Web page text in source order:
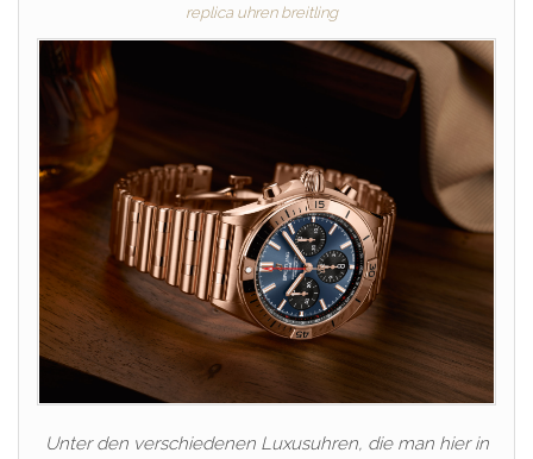
replica uhren breitling
Unter den verschiedenen Luxusuhren, die man hier in